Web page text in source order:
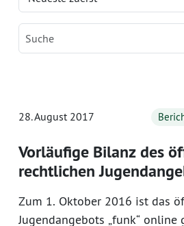
28. August 2017
Vorläufige Bilanz des
rechtlichen
Zum 1. Oktober 2016 ist das
Jugendangebots „funk“ online